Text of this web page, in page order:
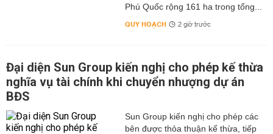
Phú Quốc rộng 161 ha trong tổng...
QUY HOẠCH 2 giờ trước
Đại diện Sun Group kiến nghị cho phép kế thừa
nghĩa vụ tài chính khi chuyển nhượng dự án
BĐS
Sun Group kiến nghị cho phép các
bên được thỏa thuận kế thừa, tiếp